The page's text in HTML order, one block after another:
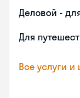
Деловой -
Для
Все услуги и